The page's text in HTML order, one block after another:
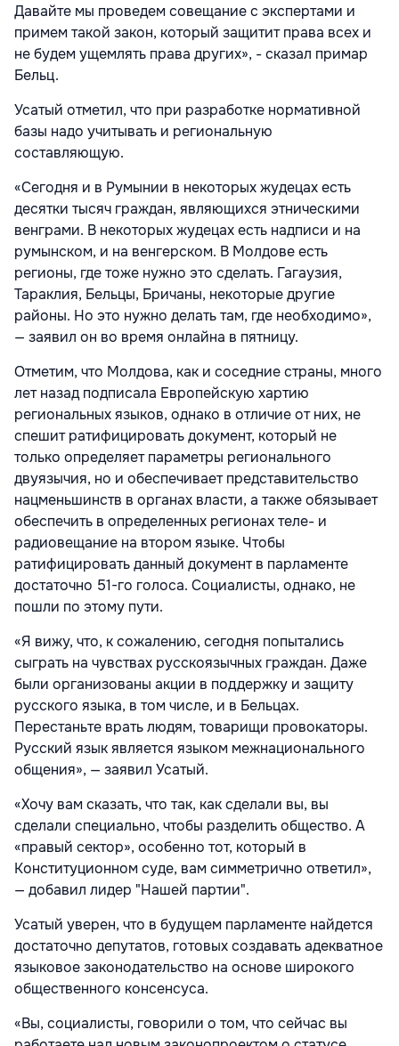
Давайте мы проведем совещание с экспертами и
примем такой закон, который защитит права всех и
не будем ущемлять права других», - сказал примар
Бельц.
Усатый отметил, что при разработке нормативной
базы надо учитывать и региональную
составляющую.
«Сегодня и в Румынии в некоторых жудецах есть
десятки тысяч граждан, являющихся этническими
венграми. В некоторых жудецах есть надписи и на
румынском, и на венгерском. В Молдове есть
регионы, где тоже нужно это сделать. Гагаузия,
Тараклия, Бельцы, Бричаны, некоторые другие
районы. Но это нужно делать там, где необходимо»,
— заявил он во время онлайна в пятницу.
Отметим, что Молдова, как и соседние страны, много
лет назад подписала Европейскую хартию
региональных языков, однако в отличие от них, не
спешит ратифицировать документ, который не
только определяет параметры регионального
двуязычия, но и обеспечивает представительство
нацменьшинств в органах власти, а также обязывает
обеспечить в определенных регионах теле- и
радиовещание на втором языке. Чтобы
ратифицировать данный документ в парламенте
достаточно 51-го голоса. Социалисты, однако, не
пошли по этому пути.
«Я вижу, что, к сожалению, сегодня попытались
сыграть на чувствах русскоязычных граждан. Даже
были организованы акции в поддержку и защиту
русского языка, в том числе, и в Бельцах.
Перестаньте врать людям, товарищи провокаторы.
Русский язык является языком межнационального
общения», — заявил Усатый.
«Хочу вам сказать, что так, как сделали вы, вы
сделали специально, чтобы разделить общество. А
«правый сектор», особенно тот, который в
Конституционном суде, вам симметрично ответил»,
— добавил лидер "Нашей партии".
Усатый уверен, что в будущем парламенте найдется
достаточно депутатов, готовых создавать адекватное
языковое законодательство на основе широкого
общественного консенсуса.
«Вы, социалисты, говорили о том, что сейчас вы